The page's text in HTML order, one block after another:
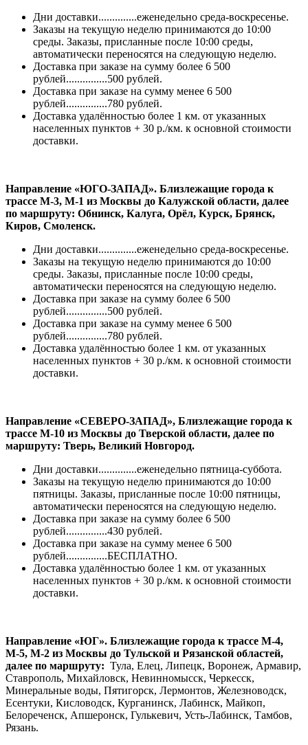
Дни доставки..............еженедельно среда-воскресенье.
Заказы на текущую неделю принимаются до 10:00
среды. Заказы, присланные после 10:00 среды,
автоматически переносятся на следующую неделю.
Доставка при заказе на сумму более 6 500
рублей...............500 рублей.
Доставка при заказе на сумму менее 6 500
рублей...............780 рублей.
Доставка удалённостью более 1 км. от указанных
населенных пунктов + 30 р./км. к основной стоимости
доставки.
Направление «ЮГО-ЗАПАД». Близлежащие города к
трассе М-3, М-1 из Москвы до Калужской области, далее
по маршруту: Обнинск, Калуга, Орёл, Курск, Брянск,
Киров, Смоленск.
Дни доставки..............еженедельно среда-воскресенье.
Заказы на текущую неделю принимаются до 10:00
среды. Заказы, присланные после 10:00 среды,
автоматически переносятся на следующую неделю.
Доставка при заказе на сумму более 6 500
рублей...............500 рублей.
Доставка при заказе на сумму менее 6 500
рублей...............780 рублей.
Доставка удалённостью более 1 км. от указанных
населенных пунктов + 30 р./км. к основной стоимости
доставки.
Направление «СЕВЕРО-ЗАПАД», Близлежащие города к
трассе М-10 из Москвы до Тверской области, далее по
маршруту: Тверь, Великий Новгород.
Дни доставки..............еженедельно пятница-суббота.
Заказы на текущую неделю принимаются до 10:00
пятницы. Заказы, присланные после 10:00 пятницы,
автоматически переносятся на следующую неделю.
Доставка при заказе на сумму более 6 500
рублей...............430 рублей.
Доставка при заказе на сумму менее 6 500
рублей...............БЕСПЛАТНО.
Доставка удалённостью более 1 км. от указанных
населенных пунктов + 30 р./км. к основной стоимости
доставки.
Направление «ЮГ». Близлежащие города к трассе М-4,
М-5, М-2 из Москвы до Тульской и Рязанской областей,
далее по маршруту: Тула, Елец, Липецк, Воронеж, Армавир,
Ставрополь, Михайловск, Невинномысск, Черкесск,
Минеральные воды, Пятигорск, Лермонтов, Железноводск,
Есентуки, Кисловодск, Курганинск, Лабинск, Майкоп,
Белореченск, Апшеронск, Гулькевич, Усть-Лабинск, Тамбов,
Рязань.